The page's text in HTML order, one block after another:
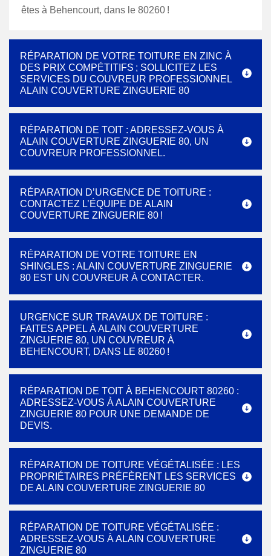
êtes à Behencourt, dans le 80260 !
RÉPARATION DE VOTRE TOITURE EN ZINC À
DES PRIX COMPÉTITIFS ; SOLLICITEZ LES
SERVICES DU COUVREUR PROFESSIONNEL
ALAIN COUVERTURE ZINGUERIE 80
RÉPARATION DE TOIT : ADRESSEZ-VOUS À
ALAIN COUVERTURE ZINGUERIE 80, UN
COUVREUR PROFESSIONNEL.
RÉPARATION D’URGENCE DE TOITURE :
CONTACTEZ L’ÉQUIPE DE ALAIN
COUVERTURE ZINGUERIE 80 !
RÉPARATION DE VOTRE TOITURE EN
SHINGLES : ALAIN COUVERTURE ZINGUERIE
80 EST UN COUVREUR À CONTACTER.
URGENCE SUR TRAVAUX DE TOITURE :
FAITES APPEL À ALAIN COUVERTURE
ZINGUERIE 80, UN COUVREUR À
BEHENCOURT, DANS LE 80260 !
RÉPARATION DE TOIT À BEHENCOURT 80260 :
ADRESSEZ-VOUS À ALAIN COUVERTURE
ZINGUERIE 80 POUR UNE DEMANDE DE
DEVIS.
RÉPARATION DE TOITURE VÉGÉTALISÉE : LES
PROPRIÉTAIRES PRÉFÈRENT LES SERVICES
DE ALAIN COUVERTURE ZINGUERIE 80
RÉPARATION DE TOITURE VÉGÉTALISÉE :
ADRESSEZ-VOUS À ALAIN COUVERTURE
ZINGUERIE 80